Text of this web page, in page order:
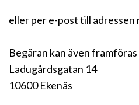
eller per e-post till adressen
Begäran kan även
Ladugårdsgatan 14
10600 Ekenäs